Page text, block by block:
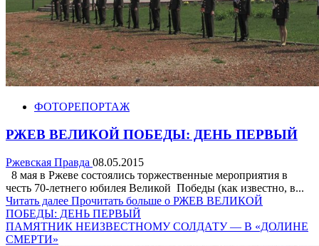
ФОТОРЕПОРТАЖ
РЖЕВ ВЕЛИКОЙ ПОБЕДЫ: ДЕНЬ ПЕРВЫЙ
Ржевская Правда 08.05.2015
8 мая в Ржеве состоялись торжественные мероприятия в
честь 70-летнего юбилея Великой Победы (как известно, в...
Читать далее Прочитать больше о РЖЕВ ВЕЛИКОЙ
ПОБЕДЫ: ДЕНЬ ПЕРВЫЙ
ПАМЯТНИК НЕИЗВЕСТНОМУ СОЛДАТУ — В «ДОЛИНЕ
СМЕРТИ»